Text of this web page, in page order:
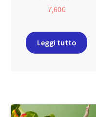
7,60€
Leggi tutto